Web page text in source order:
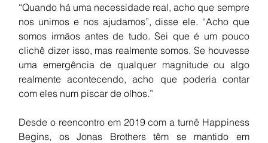
“Quando há uma necessidade real, acho que sempre
nos unimos e nos ajudamos”, disse ele. “Acho que
somos irmãos antes de tudo. Sei que é um pouco
clichê dizer isso, mas realmente somos. Se houvesse
uma emergência de qualquer magnitude ou algo
realmente acontecendo, acho que poderia contar
com eles num piscar de olhos.”
Desde o reencontro em 2019 com a turnê Happiness
Begins, os Jonas Brothers têm se mantido em